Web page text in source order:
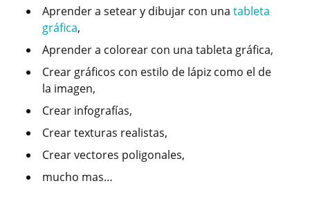
Aprender a setear y dibujar con una tableta
gráfica,
Aprender a colorear con una tableta gráfica,
Crear gráficos con estilo de lápiz como el de
la imagen,
Crear infografías,
Crear texturas realistas,
Crear vectores poligonales,
mucho mas…